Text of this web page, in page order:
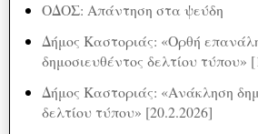
ΟΔΟΣ: Απάντηση στα ψεύδη
Δήμος Καστοριάς: «Ορθή
δημοσιευθέντος δελτίου τύπου»
Δήμος Καστοριάς: «Ανάκληση
δελτίου τύπου» [20.2.2026]